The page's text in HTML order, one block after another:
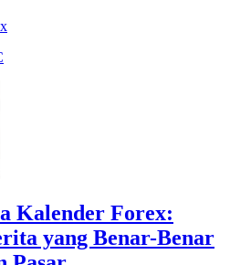
Kalender Forex:
yang Benar-Benar